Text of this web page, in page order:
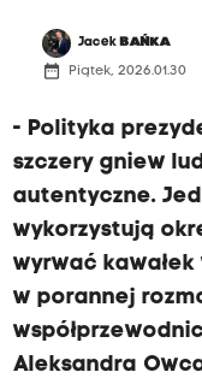
Jacek BAŃKA
date_range Piątek, 2026.01.30
- Polityka
szczery gniew
autentyczne.
wykorzystują
wyrwać kawałek
w porannej
Aleksandra